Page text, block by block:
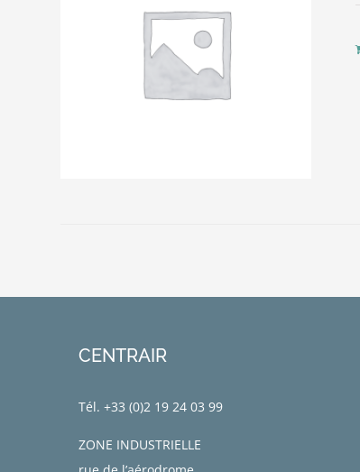
CENTRAIR
Tél. +33 (0)2 19 24 03 99
ZONE INDUSTRIELLE